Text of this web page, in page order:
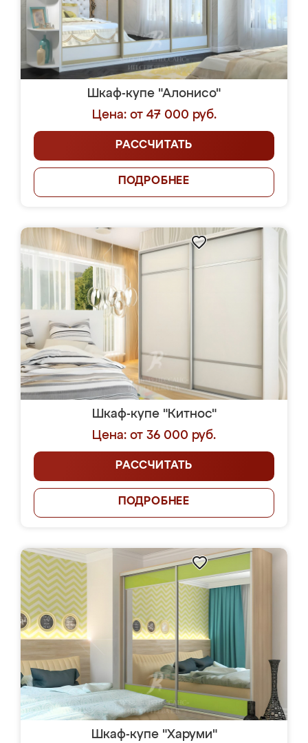
Шкаф-купе "Алонисо"
Цена: от 47 000 руб.
РАССЧИТАТЬ
ПОДРОБНЕЕ
Шкаф-купе "Китнос"
Цена: от 36 000 руб.
РАССЧИТАТЬ
ПОДРОБНЕЕ
Шкаф-купе "Харуми"